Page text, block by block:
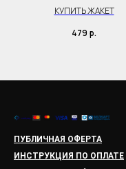
КУПИТЬ ЖАКЕТ
479 р.
ПУБЛИЧНАЯ ОФЕРТА
ИНСТРУКЦИЯ ПО ОПЛАТЕ